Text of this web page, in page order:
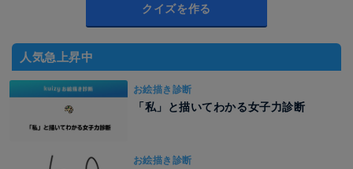
クイズを作る
人気急上昇中
お絵描き診断
「私」と描いてわかる女子力診断
お絵描き診断